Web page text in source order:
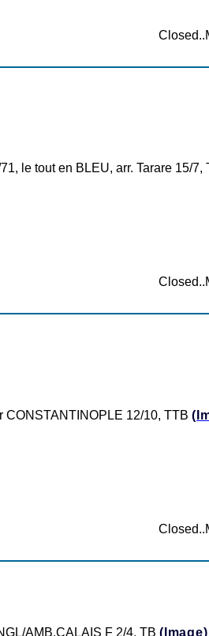
le tout en BLEU, arr. Tarare 15/7,
CONSTANTINOPLE 12/10, TTB
AMB.CALAIS F 2/4, TB (Image)